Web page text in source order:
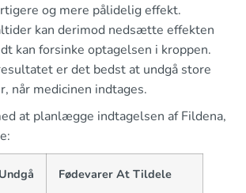
og mere pålidelig effekt.
kan derimod nedsætte effekten
kan forsinke optagelsen i kroppen.
er det bedst at undgå store
når medicinen indtages.
at planlægge indtagelsen af Fildena,
Fødevarer At Tildele